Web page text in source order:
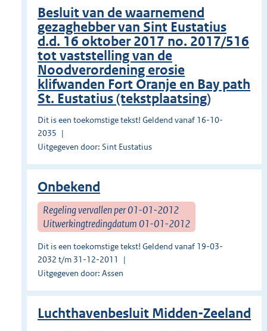
Besluit van de waarnemend
gezaghebber van Sint Eustatius
d.d. 16 oktober 2017 no. 2017/516
tot vaststelling van de
Noodverordening erosie
klifwanden Fort Oranje en Bay path
St. Eustatius (tekstplaatsing)
Dit is een toekomstige tekst! Geldend vanaf 16-10-
2035
Uitgegeven door: Sint Eustatius
Onbekend
Regeling vervallen per 01-01-2012
Uitwerkingtredingdatum 01-01-2012
Dit is een toekomstige tekst! Geldend vanaf 19-03-
2032 t/m 31-12-2011
Uitgegeven door: Assen
Luchthavenbesluit Midden-Zeeland